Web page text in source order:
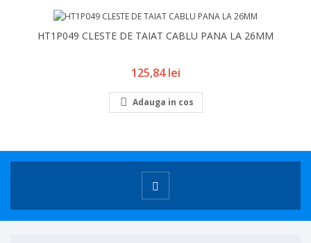
HT1P049 CLESTE DE TAIAT CABLU PANA LA 26MM
Pret
125,84 lei
 Adauga in cos